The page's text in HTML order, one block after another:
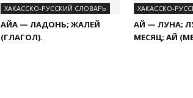
ХАКАССКО-РУССКИЙ СЛОВАРЬ
АЙА — ЛАДОНЬ; ЖАЛЕЙ
(ГЛАГОЛ).
ХАКАССКО-
АЙ — ЛУНА;
МЕСЯЦ; АЙ